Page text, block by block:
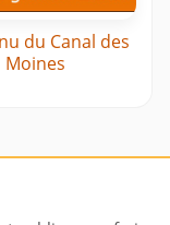
du Canal des
Moines